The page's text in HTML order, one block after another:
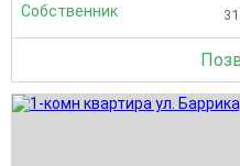
Собственник